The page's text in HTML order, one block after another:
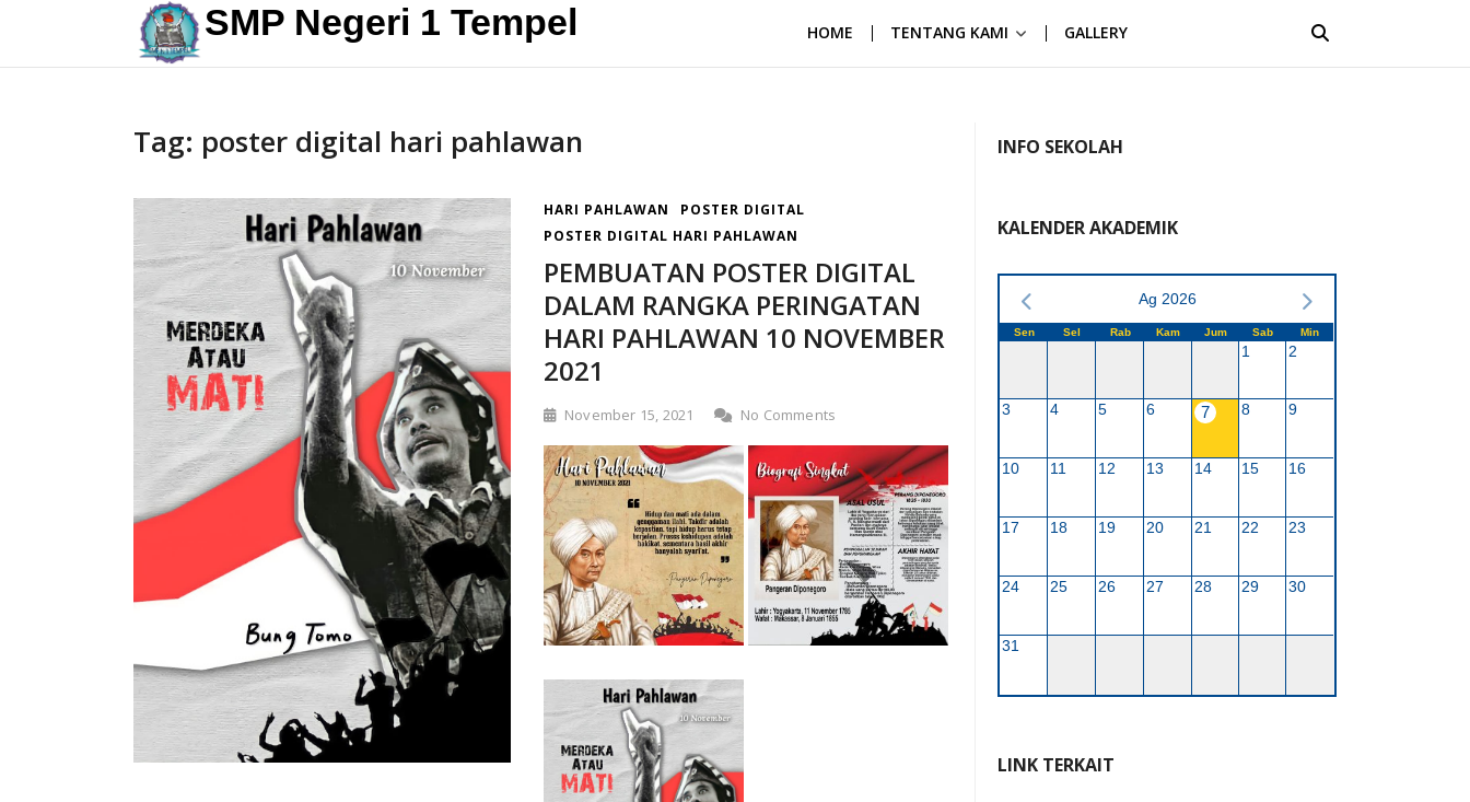
content
SMP Negeri 1 Tempel HOME TENTANG KAMI GALLERY
Tag: poster digital hari pahlawan
HARI PAHLAWAN
POSTER DIGITAL
POSTER DIGITAL HARI PAHLAWAN
PEMBUATAN POSTER DIGITAL
DALAM RANGKA PERINGATAN
HARI PAHLAWAN 10 NOVEMBER
2021
November 15, 2021 No Comments
INFO SEKOLAH
KALENDER AKADEMIK
Ag 2026
Sen Sel Rab Kam Jum Sab Min
1 2
3 4 5 6 7 8 9
10 11 12 13 14 15 16
17 18 19 20 21 22 23
24 25 26 27 28 29 30
31
LINK TERKAIT